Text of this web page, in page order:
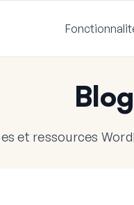
et ressources